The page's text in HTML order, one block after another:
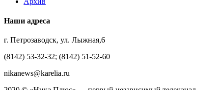
Наши адреса
г. Петрозаводск, ул. Лыжная,6
(8142) 53-32-32; (8142) 51-52-60
nikanews@karelia.ru